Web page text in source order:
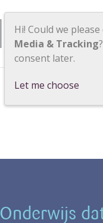
Praktisch
Onderwijs
Hi! Could we
Media & Tracking
consent later.
Let me choose